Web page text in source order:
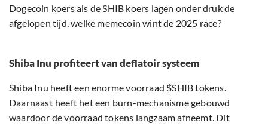
Dogecoin koers als de SHIB koers lagen onder druk de
afgelopen tijd, welke memecoin wint de 2025 race?
Shiba Inu profiteert van deflatoir systeem
Shiba Inu heeft een enorme voorraad $SHIB tokens.
Daarnaast heeft het een burn-mechanisme gebouwd
waardoor de voorraad tokens langzaam afneemt. Dit